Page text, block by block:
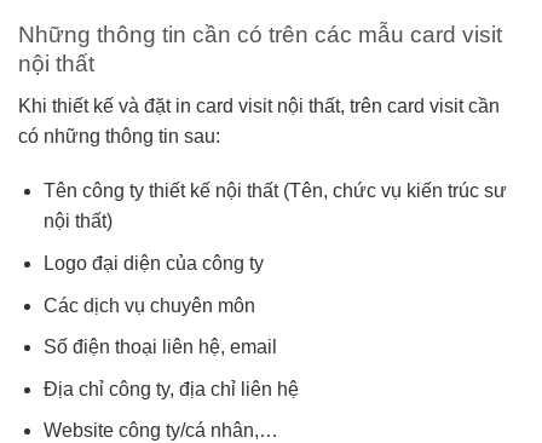
Những thông tin cần có trên các mẫu card visit
nội thất
Khi thiết kế và đặt in card visit nội thất, trên card visit cần
có những thông tin sau:
Tên công ty thiết kế nội thất (Tên, chức vụ kiến trúc sư
nội thất)
Logo đại diện của công ty
Các dịch vụ chuyên môn
Số điện thoại liên hệ, email
Địa chỉ công ty, địa chỉ liên hệ
Website công ty/cá nhân,…